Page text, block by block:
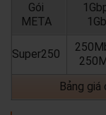
Gói
META
Super250
Bảng